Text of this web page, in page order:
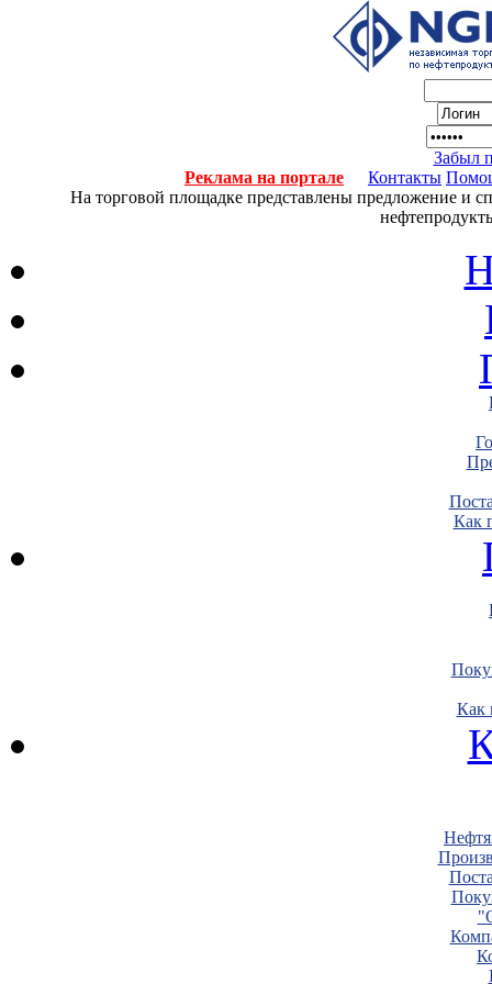
Забыл
Реклама на портале
Контакты
На торговой площадке представлены предложение и
Как
Как